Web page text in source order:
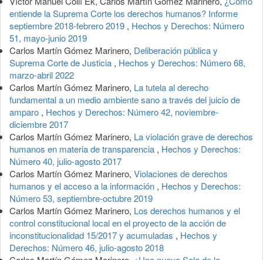
entiende la Suprema Corte los derechos humanos? Informe
septiembre 2018-febrero 2019 , Hechos y Derechos: Número
51, mayo-junio 2019
Carlos Martín Gómez Marinero, Deliberación pública y
Suprema Corte de Justicia , Hechos y Derechos: Número 68,
marzo-abril 2022
Carlos Martín Gómez Marinero, La tutela al derecho
fundamental a un medio ambiente sano a través del juicio de
amparo , Hechos y Derechos: Número 42, noviembre-
diciembre 2017
Carlos Martín Gómez Marinero, La violación grave de derechos
humanos en materia de transparencia , Hechos y Derechos:
Número 40, julio-agosto 2017
Carlos Martín Gómez Marinero, Violaciones de derechos
humanos y el acceso a la información , Hechos y Derechos:
Número 53, septiembre-octubre 2019
Carlos Martín Gómez Marinero, Los derechos humanos y el
control constitucional local en el proyecto de la acción de
inconstitucionalidad 15/2017 y acumuladas , Hechos y
Derechos: Número 46, julio-agosto 2018